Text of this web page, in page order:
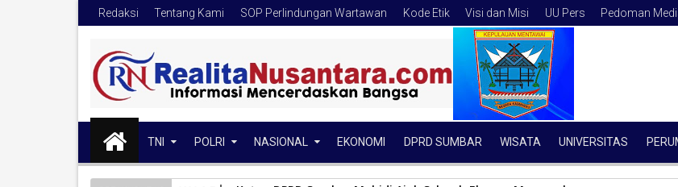
Redaksi Tentang Kami SOP Perlindungan Wartawan Kode Etik Visi dan Misi UU Pers Pedoman
TNI POLRI NASIONAL EKONOMI DPRD SUMBAR WISATA UNIVERSITAS